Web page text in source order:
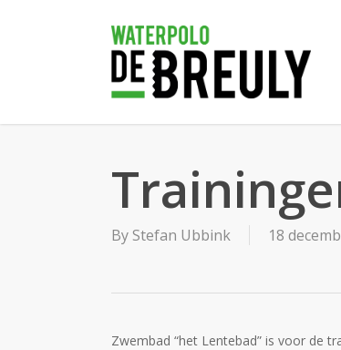
By Stefan Ubbink 18
Zwembad “het Lentebad” is voor de